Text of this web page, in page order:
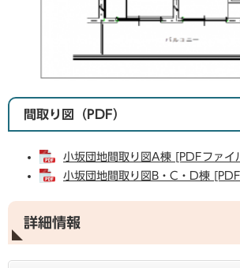
間取り図（PDF）
小坂団地間取り図A棟 [PDFファイ
小坂団地間取り図B・C・D棟
詳細情報